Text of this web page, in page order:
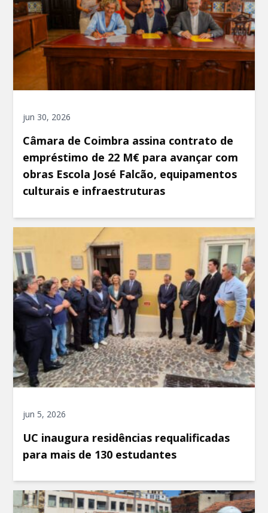
jun 30, 2026
Câmara de Coimbra assina contrato de
empréstimo de 22 M€ para avançar com
obras Escola José Falcão, equipamentos
culturais e infraestruturas
jun 5, 2026
UC inaugura residências requalificadas
para mais de 130 estudantes